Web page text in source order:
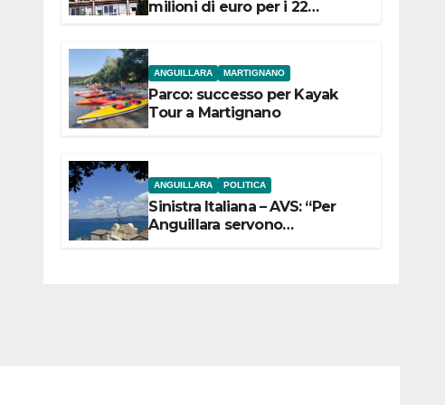
milioni di euro per i 22
ANGUILLARA MARTIGNANO
Parco: successo per Kayak
Tour a Martignano
ANGUILLARA POLITICA
Sinistra Italiana – AVS: “Per
Anguillara servono